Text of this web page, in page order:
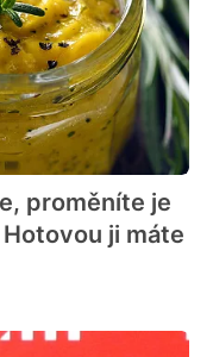
proměníte je
ji máte